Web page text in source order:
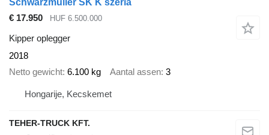
€ 17.950
HUF 6.500.000
Kipper oplegger
2018
Netto gewicht 6.100 kg Aantal assen 3
Hongarije, Kecskemet
TEHER-TRUCK KFT.